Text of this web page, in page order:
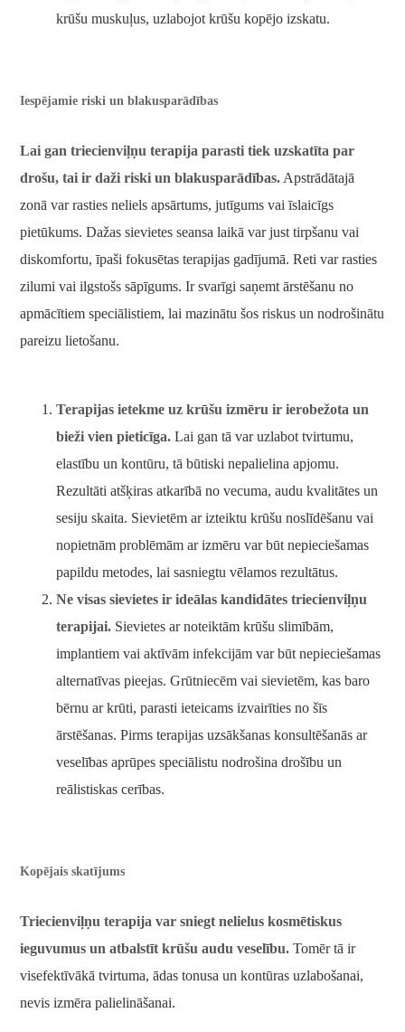
krūšu muskuļus, uzlabojot krūšu kopējo izskatu.
Iespējamie riski un blakusparādības
Lai gan triecienviļņu terapija parasti tiek uzskatīta par
drošu, tai ir daži riski un blakusparādības. Apstrādātajā
zonā var rasties neliels apsārtums, jutīgums vai īslaicīgs
pietūkums. Dažas sievietes seansa laikā var just tirpšanu vai
diskomfortu, īpaši fokusētas terapijas gadījumā. Reti var rasties
zilumi vai ilgstošs sāpīgums. Ir svarīgi saņemt ārstēšanu no
apmācītiem speciālistiem, lai mazinātu šos riskus un nodrošinātu
pareizu lietošanu.
Terapijas ietekme uz krūšu izmēru ir ierobežota un
bieži vien pieticīga. Lai gan tā var uzlabot tvirtumu,
elastību un kontūru, tā būtiski nepalielina apjomu.
Rezultāti atšķiras atkarībā no vecuma, audu kvalitātes un
sesiju skaita. Sievietēm ar izteiktu krūšu noslīdēšanu vai
nopietnām problēmām ar izmēru var būt nepieciešamas
papildu metodes, lai sasniegtu vēlamos rezultātus.
Ne visas sievietes ir ideālas kandidātes triecienviļņu
terapijai. Sievietes ar noteiktām krūšu slimībām,
implantiem vai aktīvām infekcijām var būt nepieciešamas
alternatīvas pieejas. Grūtniecēm vai sievietēm, kas baro
bērnu ar krūti, parasti ieteicams izvairīties no šīs
ārstēšanas. Pirms terapijas uzsākšanas konsultēšanās ar
veselības aprūpes speciālistu nodrošina drošību un
reālistiskas cerības.
Kopējais skatījums
Triecienviļņu terapija var sniegt nelielus kosmētiskus
ieguvumus un atbalstīt krūšu audu veselību. Tomēr tā ir
visefektīvākā tvirtuma, ādas tonusa un kontūras uzlabošanai,
nevis izmēra palielināšanai.